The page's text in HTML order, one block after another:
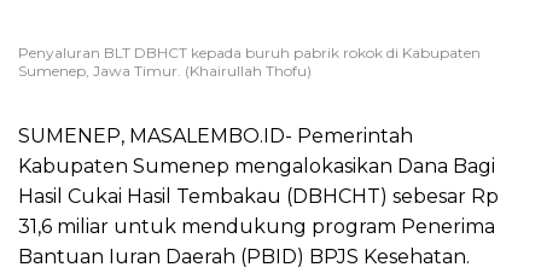
Penyaluran BLT DBHCT kepada buruh pabrik rokok di Kabupaten
Sumenep, Jawa Timur. (Khairullah Thofu)
SUMENEP, MASALEMBO.ID- Pemerintah
Kabupaten Sumenep mengalokasikan Dana Bagi
Hasil Cukai Hasil Tembakau (DBHCHT) sebesar Rp
31,6 miliar untuk mendukung program Penerima
Bantuan Iuran Daerah (PBID) BPJS Kesehatan.